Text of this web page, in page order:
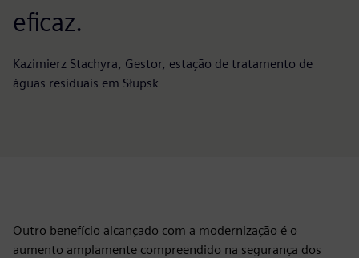
eficaz.
Kazimierz Stachyra, Gestor, estação de tratamento de
águas residuais em Słupsk
Outro benefício alcançado com a modernização é o
aumento amplamente compreendido na segurança dos